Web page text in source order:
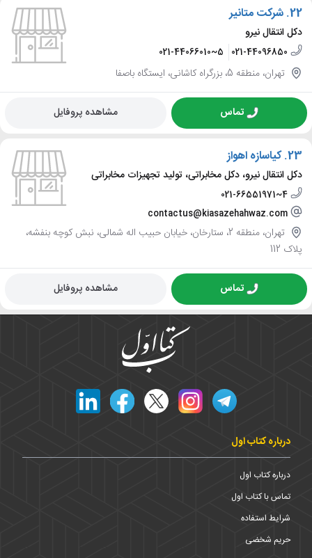
22. شرکت متانیر
دکل انتقال نیرو
021-44096850
021-44066010~5
تهران، منطقه 5، بزرگراه کاشانی، ایستگاه باصفا
تماس مشاهده پروفایل
23. کیاسازه اهواز
دکل انتقال نیرو، دکل مخابراتی، تولید تجهیزات مخابراتی
021-66551971~4
contactus@kiasazehahwaz.com
تهران، منطقه 2، ستارخان، خیابان حبیب اله شمالی، نبش کوچه بنفشه،
پلاک 112
تماس مشاهده پروفایل
درباره کتاب اول
درباره کتاب اول
تماس با کتاب اول
شرایط استفاده
حریم شخضی